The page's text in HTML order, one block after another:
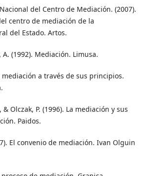
del Centro de Mediación. (2007).
centro de mediación de la
del Estado. Artos.
A. (1992). Mediación. Limusa.
mediación a través de sus principios.
& Olczak, P. (1996). La mediación y sus
Paidos.
El convenio de mediación. Ivan Olguin